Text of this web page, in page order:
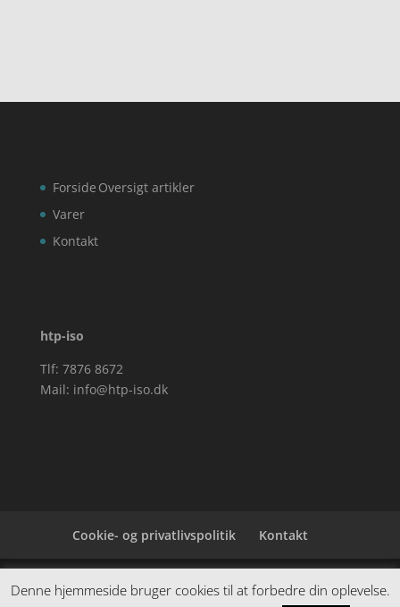
Forside
Varer
Kontakt
Oversigt artikler
htp-iso
Tlf: 7876 8672
Mail: info@htp-iso.dk
Cookie- og privatlivspolitik Kontakt
Denne hjemmeside samler et bredt udvalg af
spændende varer. Siden er et affiiliatesite, og nogle
Denne hjemmeside bruger cookies til at forbedre din oplevelse.